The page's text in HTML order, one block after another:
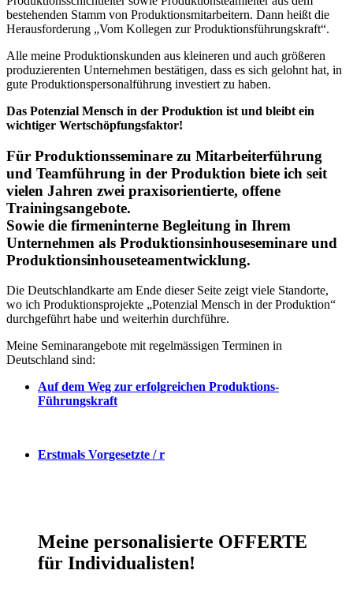
bestehenden Stamm von Produktionsmitarbeitern. Dann heißt die
Herausforderung „Vom Kollegen zur Produktionsführungskraft“.
Alle meine Produktionskunden aus kleineren und auch größeren
produzierenten Unternehmen bestätigen, dass es sich gelohnt hat, in
gute Produktionspersonalführung investiert zu haben.
Das Potenzial Mensch in der Produktion ist und bleibt ein
wichtiger Wertschöpfungsfaktor!
Für Produktionsseminare zu Mitarbeiterführung
und Teamführung in der Produktion biete ich seit
vielen Jahren zwei praxisorientierte, offene
Trainingsangebote.
Sowie die firmeninterne Begleitung in Ihrem
Unternehmen als Produktionsinhouseseminare und
Produktionsinhouseteamentwicklung.
Die Deutschlandkarte am Ende dieser Seite zeigt viele Standorte,
wo ich Produktionsprojekte „Potenzial Mensch in der Produktion“
durchgeführt habe und weiterhin durchführe.
Meine Seminarangebote mit regelmässigen Terminen in
Deutschland sind:
Auf dem Weg zur erfolgreichen Produktions-
Führungskraft
Erstmals Vorgesetzte / r
Meine personalisierte OFFERTE
für Individualisten!